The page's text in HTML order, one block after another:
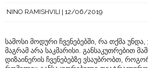
NINO RAMISHVILI 12/06/2019
სამოსი მოდური ჩვენებებში, რა თქმა უნდა,
მაგრამ არა საკმარისი. განსაკუთრებით
დიზაინერის ჩვენებებზე ვსაუბრობთ,